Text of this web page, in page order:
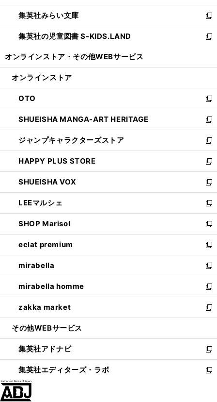
開
く
ウ
で
開
く
ン
ド
ウ
で
ウ
ィ
ン
ド
開
集英社みらい文庫
新
し
い
ン
ウ
で
開
く
集英社の児童図書 S-KIDS.LAND
新
ウ
ン
ド
ウ
で
開
く
オンラインストア・ その他WEBサービス
オンラインストア
OTO
新
し
い
ウ
ィ
ン
ド
ウ
で
開
く
SHUEISHA MANGA-ART HERITAGE
新
し
い
ウ
ィ
ン
ド
ウ
で
開
く
ジャンプキャラクターズストア
新
し
い
ウ
ィ
ン
ド
ウ
で
開
く
HAPPY PLUS STORE
新
し
い
ウ
ィ
ン
ド
ウ
で
開
く
SHUEISHA VOX
新
し
い
ウ
ィ
ン
ド
ウ
で
開
く
LEEマルシェ
新
し
い
ウ
ィ
ン
ド
ウ
で
開
く
SHOP Marisol
新
し
い
ウ
ィ
ン
ド
ウ
で
開
eclat premium
新
し
い
ウ
ィ
ン
ド
ウ
開
く
mirabella
新
し
い
ウ
ィ
ン
ウ
で
開
く
mirabella homme
新
し
い
ウ
ン
ド
ウ
で
zakka market
新
し
ウ
ィ
ン
ド
その他WEBサービス
集英社アドナビ
新
し
い
集英社エディターズ・ラボ
新